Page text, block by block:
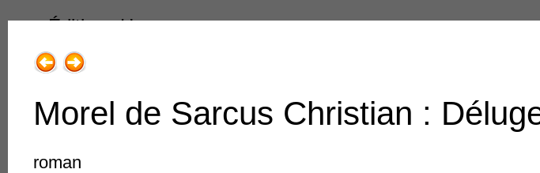
Éditions Henry
Morel de Sarcus Christian :
roman